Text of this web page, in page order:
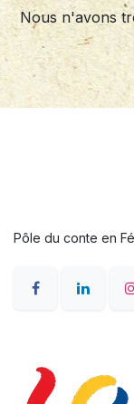
Nous n'avons
Pôle du conte en